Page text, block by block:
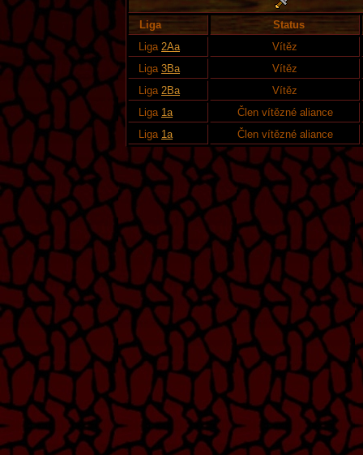
Liga
Status
Liga 2Aa
Vítěz
Liga 3Ba
Vítěz
Liga 2Ba
Vítěz
Liga 1a
Člen vítězné aliance
Liga 1a Člen vítězné aliance